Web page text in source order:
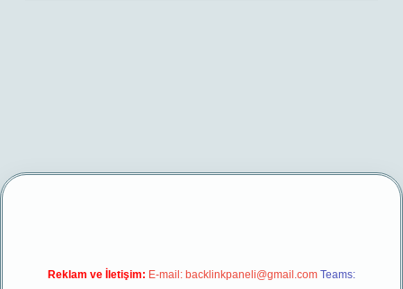
yeni giriş
Reklam ve İletişim: E-mail: backlinkpaneli@gmail.com Teams: